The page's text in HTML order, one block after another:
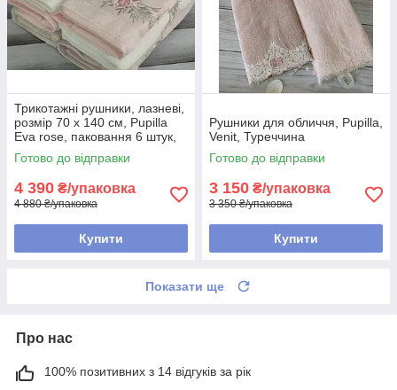
Трикотажні рушники, лазневі,
розмір 70 х 140 см, Pupilla
Eva rose, паковання 6 штук,
Туреччина
Готово до відправки
4 390 ₴/упаковка
4 880 ₴/упаковка
Купити
Рушники для обличчя, Pupilla,
Venit, Туреччина
Готово до відправки
3 150 ₴/упаковка
3 350 ₴/упаковка
Купити
Показати ще
Про нас
100% позитивних з 14 відгуків за рік